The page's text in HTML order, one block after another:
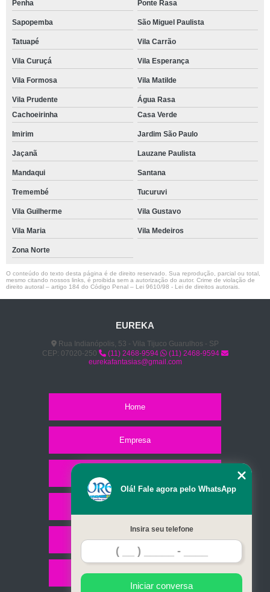
Penha Ponte Rasa
Sapopemba São Miguel Paulista
Tatuapé Vila Carrão
Vila Curuçá Vila Esperança
Vila Formosa Vila Matilde
Vila Prudente
Água Rasa
Cachoeirinha
Casa Verde
Imirim Jardim São Paulo
Jaçanã Lauzane Paulista
Mandaqui Santana
Tremembé Tucuruvi
Vila Guilherme Vila Gustavo
Vila Maria Vila Medeiros
Zona Norte
O conteúdo do texto desta página é de direito reservado. Sua reprodução, parcial ou total,
mesmo citando nossos links, é proibida sem a autorização do autor. Crime de violação de
direito autoral – artigo 184 do Código Penal – Lei 9610/98 - Lei de direitos autorais
EUREKA
Rua Indianópolis, 53 - Vila Tijuco Guarulhos - SP
CEP: 07020-250
(11) 2468-9594
(11) 2468-9594
eurekafantasias@gmail.com
Home
Empresa
Contato
Mapa do site
Olá! Fale agora pelo WhatsApp
Insira seu telefone
Iniciar conversa